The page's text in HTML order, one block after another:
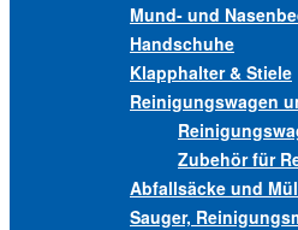
Mund- und
Handschuhe
Klapphalter & Stiele
Reinigungswagen
Zubehör für
Abfallsäcke und
Sauger,